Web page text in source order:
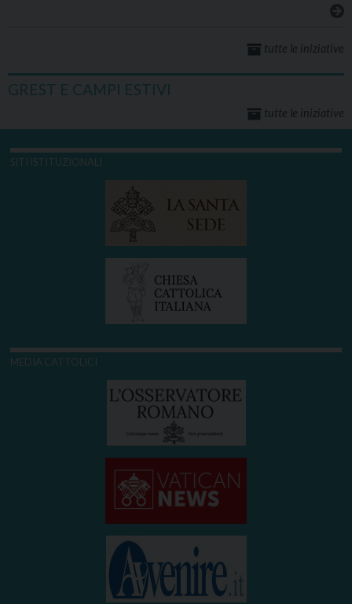
tutte le iniziative
GREST E CAMPI ESTIVI
tutte le iniziative
SITI ISTITUZIONALI
MEDIA CATTOLICI